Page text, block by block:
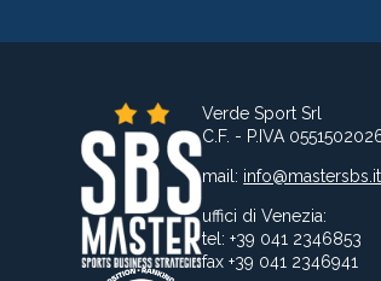
Verde Sport Srl
C.F. - P.IVA
mail: info@mastersbs.it
uffici di Venezia:
tel: +39 041 2346853
fax +39 041 2346941